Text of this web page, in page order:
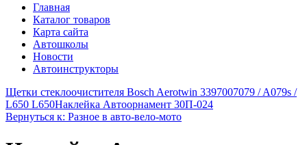
Главная
Каталог товаров
Карта сайта
Автошколы
Новости
Автоинструкторы
Щетки стеклоочистителя Bosch Aerotwin 3397007079 / A079s /
L650 L650Наклейка Автоорнамент 30П-024
Вернуться к: Разное в авто-вело-мото